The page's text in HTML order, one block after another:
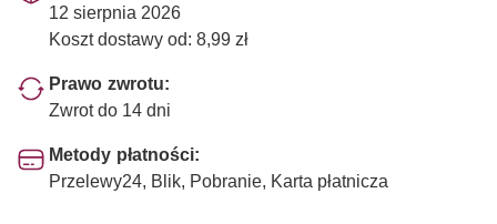
12 sierpnia 2026
Koszt dostawy od: 8,99 zł
Prawo zwrotu:
Zwrot do 14 dni
Metody płatności:
Przelewy24, Blik, Pobranie, Karta płatnicza